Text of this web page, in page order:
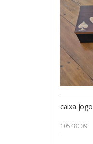
caixa
10548009